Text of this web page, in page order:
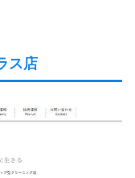
ス店